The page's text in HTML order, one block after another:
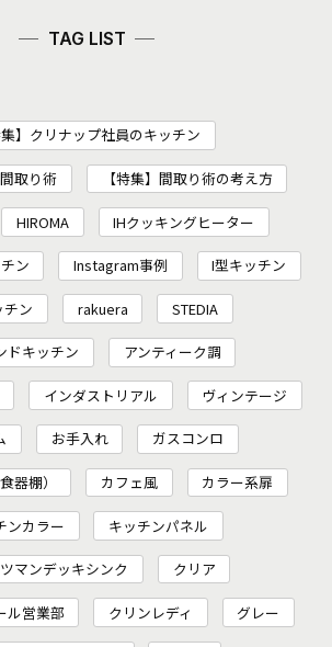
TAG LIST
集】クリナップ社員のキッチン
取り術 【特集】間取り術の考え方
HIROMA IHクッキングヒーター
ン Instagram事例 I型キッチン
チン rakuera STEDIA
ドキッチン アンティーク調
インダストリアル ヴィンテージ
お手入れ ガスコンロ
器棚） カフェ風 カラー系扉
ンカラー キッチンパネル
マンデッキシンク クリア
ル営業部 クリンレディ グレー